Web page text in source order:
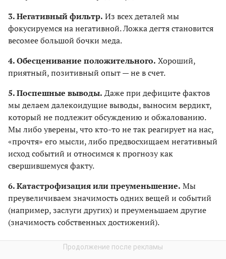
3. Негативный фильтр. Из всех деталей мы
фокусируемся на негативной. Ложка дегтя становится
весомее большой бочки меда.
4. Обесценивание положительного. Хороший,
приятный, позитивный опыт — не в счет.
5. Поспешные выводы. Даже при дефиците фактов
мы делаем далекоидущие выводы, выносим вердикт,
который не подлежит обсуждению и обжалованию.
Мы либо уверены, что кто-то не так реагирует на нас,
«прочтя» его мысли, либо предвосхищаем негативный
исход событий и относимся к прогнозу как
свершившемуся факту.
6. Катастрофизация или преуменьшение. Мы
преувеличиваем значимость одних вещей и событий
(например, заслуги других) и преуменьшаем другие
(значимость собственных достижений).